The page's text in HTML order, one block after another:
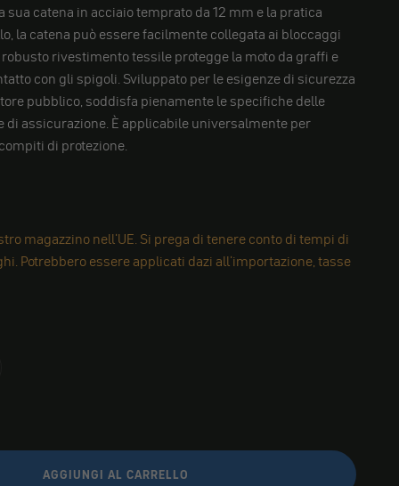
sua catena in acciaio temprato da 12 mm e la pratica
la catena può essere facilmente collegata ai bloccaggi
rivestimento tessile protegge la moto da graffi e
con gli spigoli. Sviluppato per le esigenze di sicurezza
pubblico, soddisfa pienamente le specifiche delle
assicurazione. È applicabile universalmente per
di protezione.
magazzino nell'UE. Si prega di tenere conto di tempi di
Potrebbero essere applicati dazi all'importazione, tasse
AGGIUNGI AL CARRELLO